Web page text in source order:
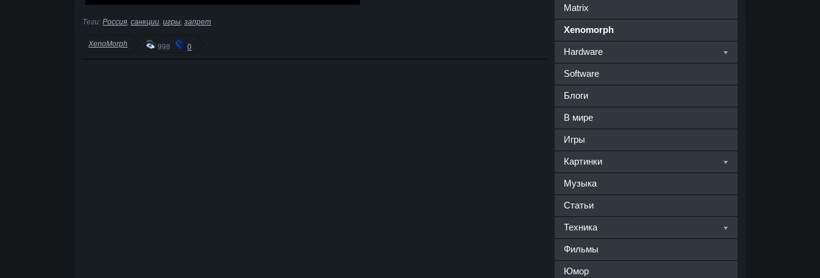
Теги: Россия санкции игры запрет
XenoMorph 998 0
Matrix
Xenomorph
Hardware
Software
Блоги
В мире
Игры
Картинки
Музыка
Статьи
Техника
Фильмы
Юмор